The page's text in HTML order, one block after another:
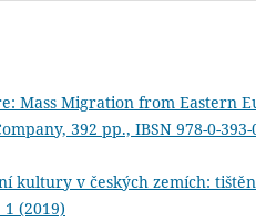
Mass Migration from Eastern
392 pp., IBSN 978-0-393-
kultury v českých zemích:
(2019)